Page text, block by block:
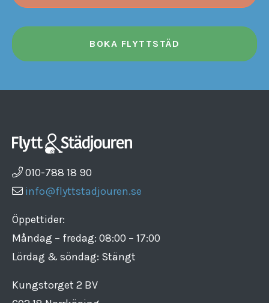
BOKA FLYTTSTÄD
010-788 18 90
info@flyttstadjouren.se
Öppettider:
Måndag – fredag: 08:00 – 17:00
Lördag & söndag: Stängt
Kungstorget 2 BV